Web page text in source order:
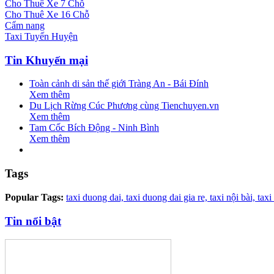
Cho Thuê Xe 7 Chỗ
Cho Thuê Xe 16 Chỗ
Cẩm nang
Taxi Tuyến Huyện
Tin Khuyến mại
Toàn cảnh di sản thế giới Tràng An - Bái Đính
Xem thêm
Du Lịch Rừng Cúc Phương cùng Tienchuyen.vn
Xem thêm
Tam Cốc Bích Động - Ninh Bình
Xem thêm
Tags
Popular Tags: taxi duong dai, taxi duong dai gia re, taxi nội bài, taxi
Tin nổi bật